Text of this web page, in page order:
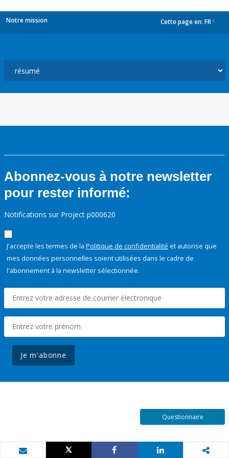
Notre mission Cette page en: FR
Abonnez-vous à notre newsletter
pour rester informé:
Notifications sur Project p000620
J'accepte les termes de la Politique de confidentialité et autorise que
mes données personnelles soient utilisées dans le cadre de
l'abonnement à la newsletter sélectionnée.
Je m'abonne
Questionnaire